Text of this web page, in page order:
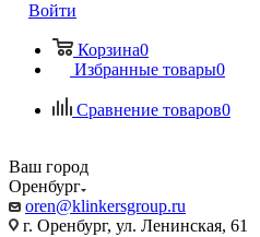
Войти
Корзина0
Избранные товары0
Сравнение товаров0
Ваш город
Оренбург
oren@klinkersgroup.ru
г. Оренбург, ул. Ленинская, 61